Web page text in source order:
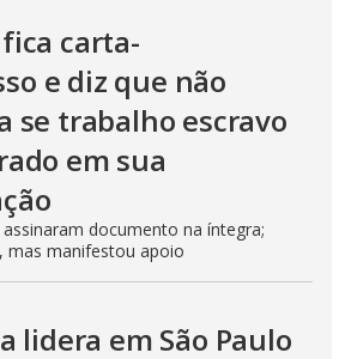
carta-
e diz que não
se trabalho escravo
em sua
assinaram documento na íntegra;
mas manifestou apoio
lidera em São Paulo